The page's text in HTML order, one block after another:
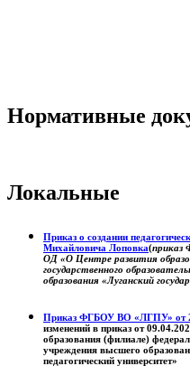
Нормативные
Локальные
Приказ о создании
Михайловича Лоповка(приказ
ОД «О Центре развития
государственного
образования «Луганский
Приказ ФГБОУ ВО «ЛГПУ» от
изменений в приказ от
образования (филиале)
учреждения высшего
педагогический университет»